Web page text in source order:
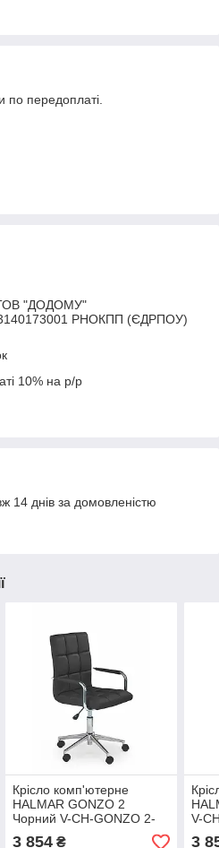
по передоплаті.
ТОВ "ДОДОМУ"
РНОКПП (ЄДРПОУ)
10% на р/р
14 днів за домовленістю
Крісло комп'ютерне
HALMAR GONZO 2
Чорний V-CH-GONZO 2-
FOT-CZARNY
3 854₴
V-
3